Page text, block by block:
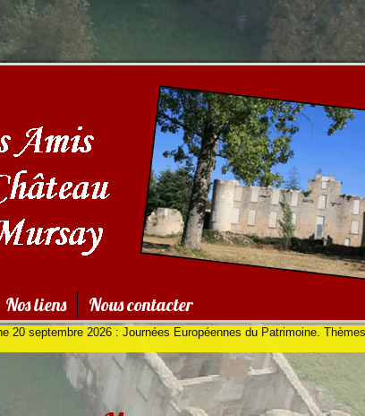
Nos liens Nous contacter
20 septembre 2026 : Journées Européennes du Patrimoine.